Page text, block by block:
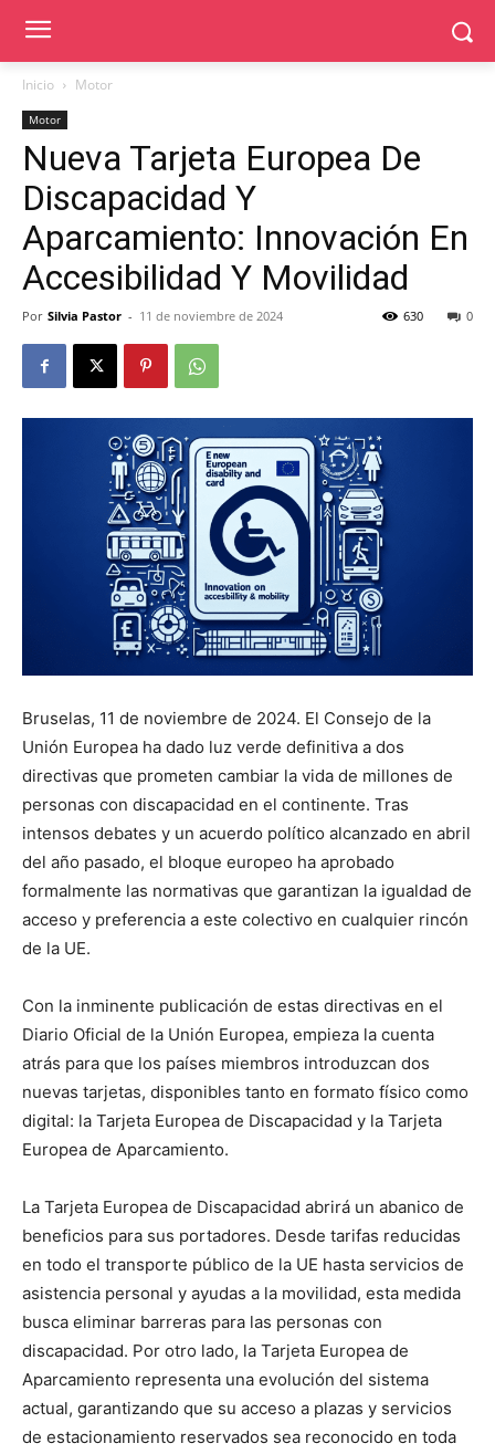
Inicio Motor
Motor
Nueva Tarjeta Europea De
Discapacidad Y
Aparcamiento: Innovación En
Accesibilidad Y Movilidad
Por Silvia Pastor - 11 de noviembre de 2024 0
630
Bruselas, 11 de noviembre de 2024. El Consejo de la
Unión Europea ha dado luz verde definitiva a dos
directivas que prometen cambiar la vida de millones de
personas con discapacidad en el continente. Tras
intensos debates y un acuerdo político alcanzado en abril
del año pasado, el bloque europeo ha aprobado
formalmente las normativas que garantizan la igualdad de
acceso y preferencia a este colectivo en cualquier rincón
de la UE.
Con la inminente publicación de estas directivas en el
Diario Oficial de la Unión Europea, empieza la cuenta
atrás para que los países miembros introduzcan dos
nuevas tarjetas, disponibles tanto en formato físico como
digital: la Tarjeta Europea de Discapacidad y la Tarjeta
Europea de Aparcamiento.
La Tarjeta Europea de Discapacidad abrirá un abanico de
beneficios para sus portadores. Desde tarifas reducidas
en todo el transporte público de la UE hasta servicios de
asistencia personal y ayudas a la movilidad, esta medida
busca eliminar barreras para las personas con
discapacidad. Por otro lado, la Tarjeta Europea de
Aparcamiento representa una evolución del sistema
actual, garantizando que su acceso a plazas y servicios
de estacionamiento reservados sea reconocido en toda